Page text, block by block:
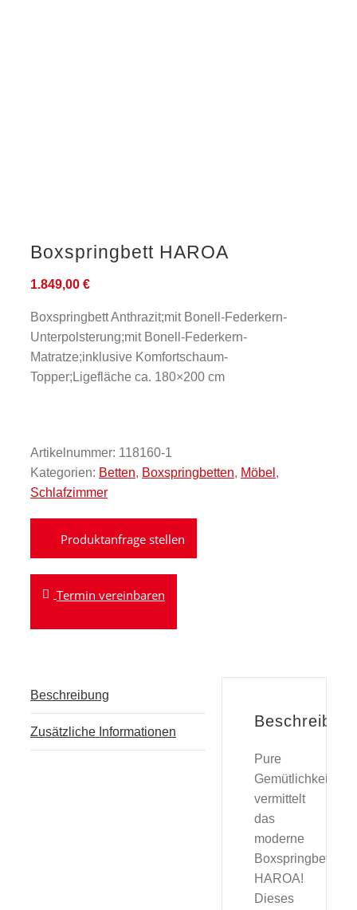
Boxspringbett HAROA
1.849,00 €
Boxspringbett Anthrazit;mit Bonell-Federkern-
Unterpolsterung;mit Bonell-Federkern-
Matratze;inklusive Komfortschaum-
Topper;Ligefläche ca. 180×200 cm
Artikelnummer: 118160-1
Kategorien: Betten, Boxspringbetten, Möbel ,
Schlafzimmer
Termin vereinbaren
Beschreibung
Zusätzliche Informationen
Pure
Gemütlichkeit
vermittelt
das
moderne
Boxspringbett
HAROA!
Dieses